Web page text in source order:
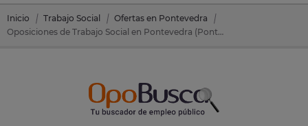
Inicio Trabajo Social
Ofertas en Pontevedra
Oposiciones de Trabajo Social en Pontevedra (Pontevedra)